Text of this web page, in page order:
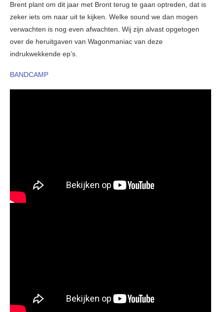
Brent plant om dit jaar met Bront terug te gaan optreden, dat is
zeker iets om naar uit te kijken. Welke sound we dan mogen
verwachten is nog even afwachten. Wij zijn alvast opgetogen
over de heruitgaven van Wagonmaniac van deze
indrukwekkende ep’s.
BANDCAMP